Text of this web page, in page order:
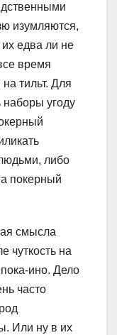
изумляются,
едва ли не
время
тильт. Для
наборы угоду
либо
покерный
смысла
чуткость на
ино. Дело
часто
Или ну в их